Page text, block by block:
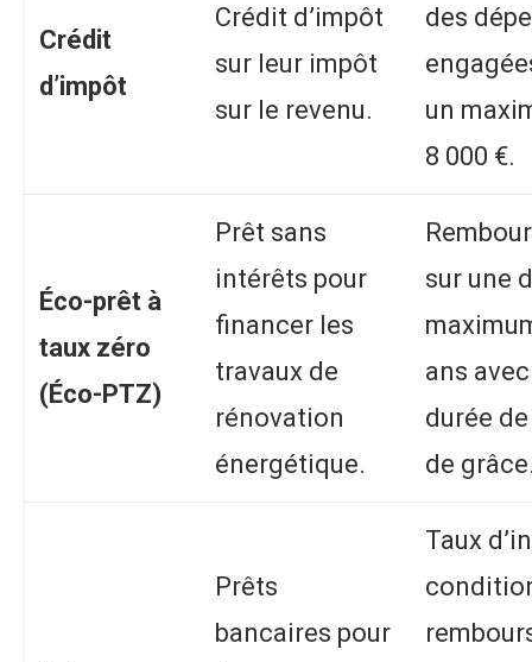
Crédit
d’impôt
Crédit d’impôt
sur leur impôt
sur le revenu.
des
un
8 000 €.
Éco-prêt à
taux zéro
(Éco-PTZ)
Prêt sans
intérêts pour
financer les
travaux de
rénovation
énergétique.
sur une
ans
durée
de
Prêts
bancaires pour
Taux